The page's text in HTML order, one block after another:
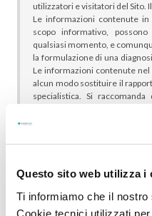
Questo sito web utilizza i
Ti informiamo che il nostro
Cookie tecnici utilizzati
utilizzatori e visitatori del Sito.
Le informazioni contenute
scopo informativo,
qualsiasi momento, e
la formulazione di una
Le informazioni contenute
alcun modo sostituire il
specialistica. Si
indicazione riportata. Se si
medicinale è necessario